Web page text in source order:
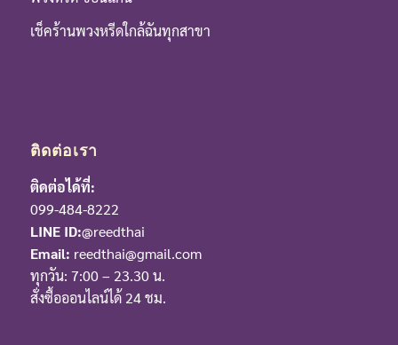
เช็คร้านพวงหรีดใกล้ฉันทุกสาขา
ติดต่อเรา
ติดต่อได้ที่:
099-484-8222
LINE ID:@reedthai
Email: reedthai@gmail.com
ทุกวัน: 7:00 – 23.30 น.
สั่งซื้อออนไลน์ได้ 24 ชม.